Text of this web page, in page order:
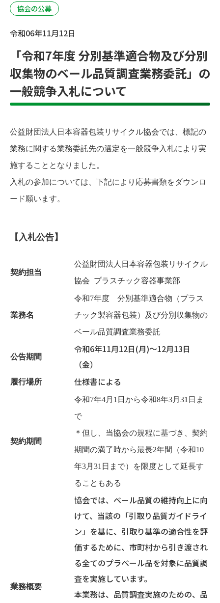
協会の公募
令和06年11月12日
「令和7年度 分別基準適合物及び分別
収集物のベール品質調査業務委託」の
一般競争入札について
公益財団法人日本容器包装リサイクル協会では、標記の
業務に関する業務委託先の選定を一般競争入札により実
施することとなりました。
入札の参加については、下記により応募書類をダウンロ
ード願います。
【入札公告】
契約担当
公益財団法人日本容器包装リサイクル
協会 プラスチック容器事業部
業務名
令和7年度 分別基準適合物（プラス
チック製容器包装）及び分別収集物の
ベール品質調査業務委託
公告期間
令和6年11月12日(月)～12月13日
（金）
履行場所 仕様書による
契約期間
令和7年4月1日から令和8年3月31日ま
で
＊但し、当協会の規程に基づき、契約
期間の満了時から最長2年間（令和10
年3月31日まで）を限度として延長す
ることもある
業務概要
協会では、ベール品質の維持向上に向
けて、当該の「引取り品質ガイドライ
ン」を基に、引取り基準の適合性を評
価するために、市町村から引き渡され
る全てのプラベール品を対象に品質調
査を実施しています。
本業務は、品質調査実施のための、品